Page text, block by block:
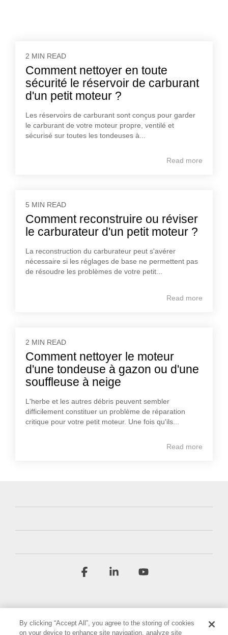
2 MIN READ
Comment nettoyer en toute
sécurité le réservoir de carburant
d'un petit moteur ?
Les réservoirs de carburant sont conçus pour garder
le carburant de votre moteur propre, ventilé et
sécurisé sur toutes les tondeuses à...
Read more
5 MIN READ
Comment reconstruire ou réviser
le carburateur d'un petit moteur ?
La reconstruction du carburateur peut s'avérer
nécessaire si les réglages de base ne permettent pas
de résoudre les problèmes de votre petit...
Read more
2 MIN READ
Comment nettoyer le moteur
d'une tondeuse à gazon ou d'une
souffleuse à neige
L'herbe et les autres débris peuvent sembler
difficilement constituer un problème de réparation
critique pour votre petit moteur. Une fois qu'ils...
Read more
Facebook Linkedin
By clicking “Accept All”, you agree to the storing of cookies
on your device to enhance site navigation, analyze site